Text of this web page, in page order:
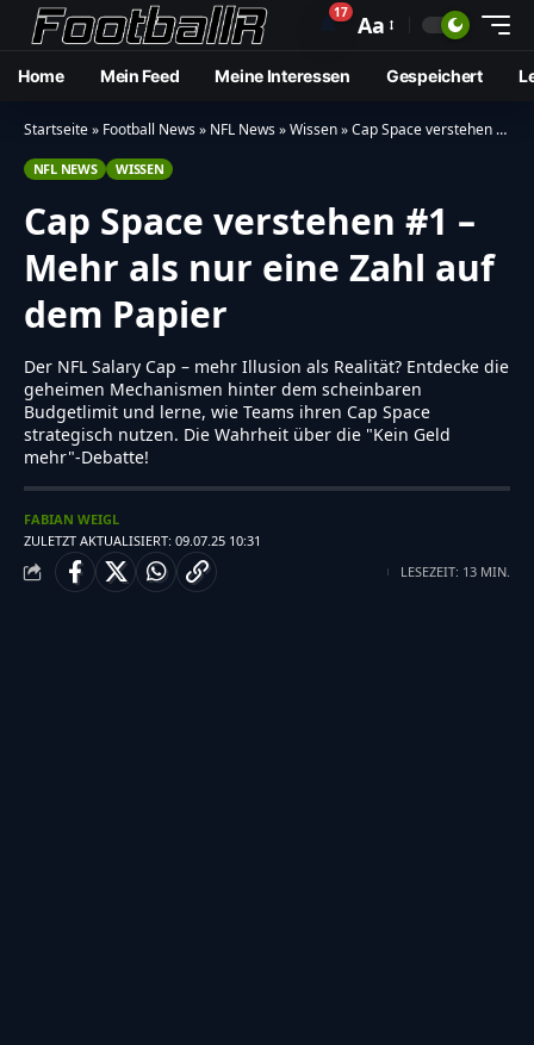
🔔17 Aa
Home Mein Feed Meine Interessen Gespeichert
Startseite» Football News» NFL News»Wissen»Cap Space verstehen #1 – Mehr als nur eine Zahl auf dem Papier
NFL NEWS WISSEN
Cap Space verstehen #1 –
Mehr als nur eine Zahl auf
dem Papier
Der NFL Salary Cap – mehr Illusion als Realität? Entdecke die
geheimen Mechanismen hinter dem scheinbaren
Budgetlimit und lerne, wie Teams ihren Cap Space
strategisch nutzen. Die Wahrheit über die "Kein Geld
mehr"-Debatte!
ZULETZT AKTUALISIERT: 09.07.25 10:31
FABIAN WEIGL
LESEZEIT: 13 MIN.